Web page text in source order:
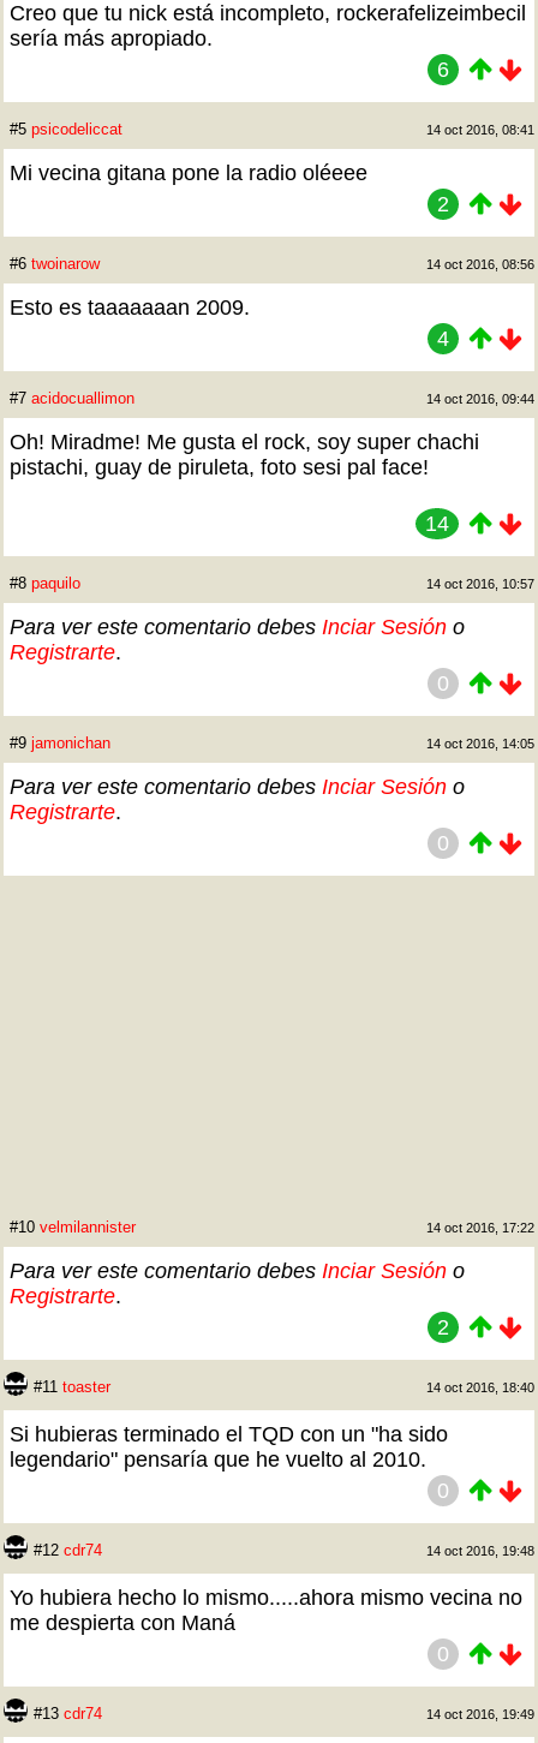
Creo que tu nick está incompleto, rockerafelizeimbecil
sería más apropiado.
6
#5 psicodeliccat 14 oct 2016, 08:41
Mi vecina gitana pone la radio oléeee
2
#6 twoinarow 14 oct 2016, 08:56
Esto es taaaaaaan 2009.
4
#7 acidocuallimon 14 oct 2016, 09:44
Oh! Miradme! Me gusta el rock, soy super chachi
pistachi, guay de piruleta, foto sesi pal face!
14
#8 paquilo 14 oct 2016, 10:57
Para ver este comentario debes Inciar Sesión o
Registrarte.
0
#9 jamonichan 14 oct 2016, 14:05
Para ver este comentario debes Inciar Sesión o
Registrarte.
0
#10 velmilannister 14 oct 2016, 17:22
Para ver este comentario debes Inciar Sesión o
Registrarte.
2
#11 toaster 14 oct 2016, 18:40
Si hubieras terminado el TQD con un "ha sido
legendario" pensaría que he vuelto al 2010.
0
#12 cdr74 14 oct 2016, 19:48
Yo hubiera hecho lo mismo.....ahora mismo vecina no
me despierta con Maná
0
#13 cdr74 14 oct 2016, 19:49